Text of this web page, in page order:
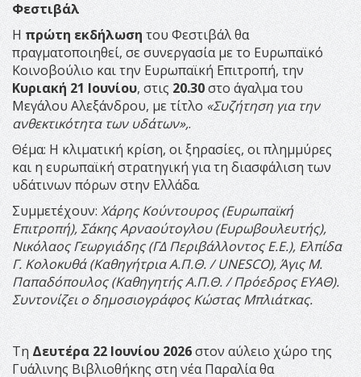
Φεστιβάλ
Ηπρώτη εκδήλωση του Φεστιβάλ θα
πραγματοποιηθεί, σε συνεργασία με το Ευρωπαϊκό
Κοινοβούλιο και την Ευρωπαϊκή Επιτροπή, την
Κυριακή 21 Ιουνίου, στις20.30στο άγαλμα του
Μεγάλου Αλεξάνδρου, με τίτλο «Συζήτηση για την
ανθεκτικότητα των υδάτων»,.
Θέμα: Η κλιματική κρίση, οι ξηρασίες, οι πλημμύρες
και η ευρωπαϊκή στρατηγική για τη διασφάλιση των
υδάτινων πόρων στην Ελλάδα.
Συμμετέχουν: Χάρης Κούντουρος (Ευρωπαϊκή
Επιτροπή), Σάκης Αρναούτογλου (Ευρωβουλευτής),
Νικόλαος Γεωργιάδης (ΓΔ Περιβάλλοντος Ε.Ε.), Ελπίδα
Γ. Κολοκυθά (Καθηγήτρια Α.Π.Θ. / UNESCO), Άγις Μ.
Παπαδόπουλος (Καθηγητής Α.Π.Θ. / Πρόεδρος ΕΥΑΘ).
Συντονίζει ο δημοσιογράφος Κώστας Μπλιάτκας.
Τη Δευτέρα 22 Ιουνίου 2026στον αύλειο χώρο της
Γυάλινης Βιβλιοθήκης στη νέα Παραλία θα